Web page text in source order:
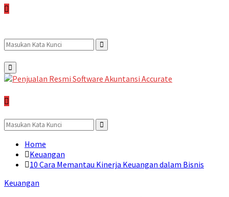
Search
for:
Search
Primary
Menu
Search
for:
Search
Home
Keuangan
10 Cara Memantau Kinerja Keuangan dalam Bisnis
Keuangan